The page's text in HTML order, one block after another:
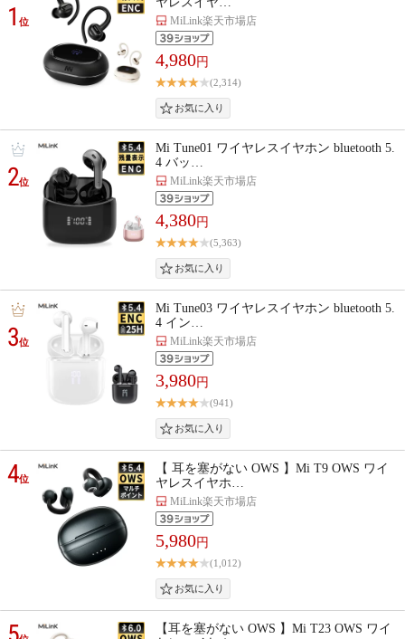
1位 MiLink楽天市場店
4,980円
(2,314)
2位
Mi Tune01 ワイヤレスイヤホン bluetooth 5.
4 バッ…
MiLink楽天市場店
4,380円
(5,363)
3位
Mi Tune03 ワイヤレスイヤホン bluetooth 5.
4 イン…
MiLink楽天市場店
3,980円
(941)
4位
【 耳を塞がない OWS 】Mi T9 OWS ワイ
ヤレスイヤホ…
MiLink楽天市場店
5,980円
(1,012)
【耳を塞がない OWS 】Mi T23 OWS ワイ